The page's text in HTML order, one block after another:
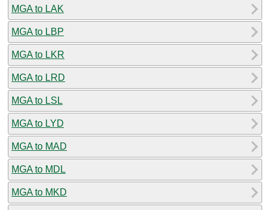
MGA to LAK
MGA to LBP
MGA to LKR
MGA to LRD
MGA to LSL
MGA to LYD
MGA to MAD
MGA to MDL
MGA to MKD